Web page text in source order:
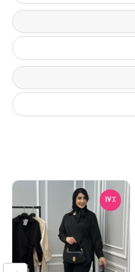
17٪